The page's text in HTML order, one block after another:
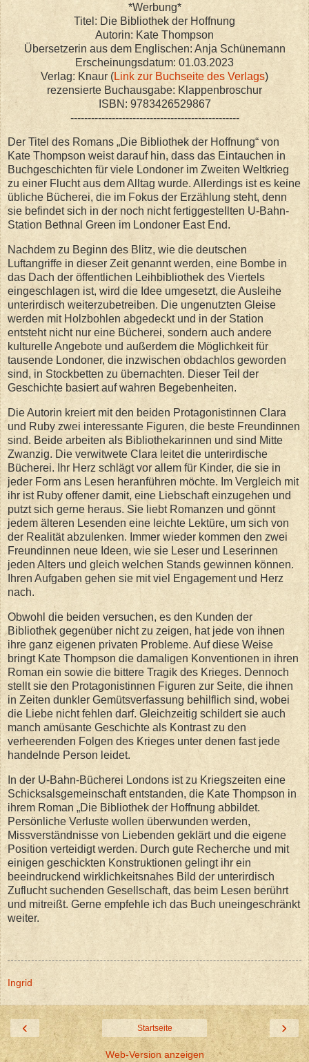
*Werbung*
Titel: Die Bibliothek der Hoffnung
Autorin: Kate Thompson
Übersetzerin aus dem Englischen: Anja Schünemann
Erscheinungsdatum: 01.03.2023
Verlag: Knaur (Link zur Buchseite des Verlags)
rezensierte Buchausgabe: Klappenbroschur
ISBN: 9783426529867
-------------------------------------------------
Der Titel des Romans „Die Bibliothek der Hoffnung“ von
Kate Thompson weist darauf hin, dass das Eintauchen in
Buchgeschichten für viele Londoner im Zweiten Weltkrieg
zu einer Flucht aus dem Alltag wurde. Allerdings ist es keine
übliche Bücherei, die im Fokus der Erzählung steht, denn
sie befindet sich in der noch nicht fertiggestellten U-Bahn-
Station Bethnal Green im Londoner East End.
Nachdem zu Beginn des Blitz, wie die deutschen
Luftangriffe in dieser Zeit genannt werden, eine Bombe in
das Dach der öffentlichen Leihbibliothek des Viertels
eingeschlagen ist, wird die Idee umgesetzt, die Ausleihe
unterirdisch weiterzubetreiben. Die ungenutzten Gleise
werden mit Holzbohlen abgedeckt und in der Station
entsteht nicht nur eine Bücherei, sondern auch andere
kulturelle Angebote und außerdem die Möglichkeit für
tausende Londoner, die inzwischen obdachlos geworden
sind, in Stockbetten zu übernachten. Dieser Teil der
Geschichte basiert auf wahren Begebenheiten.
Die Autorin kreiert mit den beiden Protagonistinnen Clara
und Ruby zwei interessante Figuren, die beste Freundinnen
sind. Beide arbeiten als Bibliothekarinnen und sind Mitte
Zwanzig. Die verwitwete Clara leitet die unterirdische
Bücherei. Ihr Herz schlägt vor allem für Kinder, die sie in
jeder Form ans Lesen heranführen möchte. Im Vergleich mit
ihr ist Ruby offener damit, eine Liebschaft einzugehen und
putzt sich gerne heraus. Sie liebt Romanzen und gönnt
jedem älteren Lesenden eine leichte Lektüre, um sich von
der Realität abzulenken. Immer wieder kommen den zwei
Freundinnen neue Ideen, wie sie Leser und Leserinnen
jeden Alters und gleich welchen Stands gewinnen können.
Ihren Aufgaben gehen sie mit viel Engagement und Herz
nach.
Obwohl die beiden versuchen, es den Kunden der
Bibliothek gegenüber nicht zu zeigen, hat jede von ihnen
ihre ganz eigenen privaten Probleme. Auf diese Weise
bringt Kate Thompson die damaligen Konventionen in ihren
Roman ein sowie die bittere Tragik des Krieges. Dennoch
stellt sie den Protagonistinnen Figuren zur Seite, die ihnen
in Zeiten dunkler Gemütsverfassung behilflich sind, wobei
die Liebe nicht fehlen darf. Gleichzeitig schildert sie auch
manch amüsante Geschichte als Kontrast zu den
verheerenden Folgen des Krieges unter denen fast jede
handelnde Person leidet.
In der U-Bahn-Bücherei Londons ist zu Kriegszeiten eine
Schicksalsgemeinschaft entstanden, die Kate Thompson in
ihrem Roman „Die Bibliothek der Hoffnung abbildet.
Persönliche Verluste wollen überwunden werden,
Missverständnisse von Liebenden geklärt und die eigene
Position verteidigt werden. Durch gute Recherche und mit
einigen geschickten Konstruktionen gelingt ihr ein
beeindruckend wirklichkeitsnahes Bild der unterirdisch
Zuflucht suchenden Gesellschaft, das beim Lesen berührt
und mitreißt. Gerne empfehle ich das Buch uneingeschränkt
weiter.
Ingrid
‹ ›
Startseite
Web-Version anzeigen